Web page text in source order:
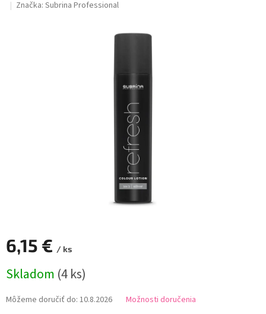
hodnotenie
Značka: Subrina Professional
6,15 € / ks
cena:
Skladom (4 ks)
Môžeme doručiť do: 10.8.2026 Možnosti doručenia